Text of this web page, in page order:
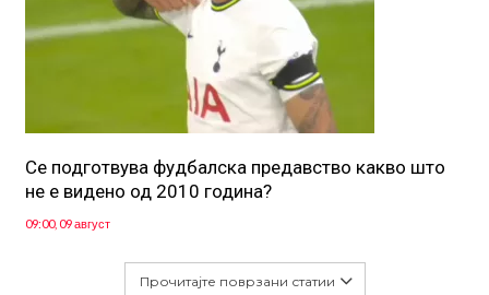
Се подготвува фудбалска предавство какво што
не е видено од 2010 година?
09:00, 09 август
Прочитајте поврзани статии